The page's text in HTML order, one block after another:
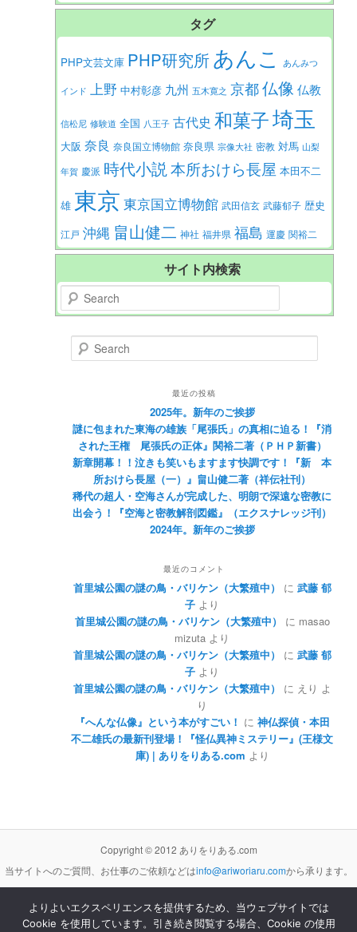
タグ
PHP文芸文庫 PHP研究所あんこ あんみつ
インド 上野 中村彰彦 九州 五木寛之 京都仏像 仏教
信松尼 修験道 全国 八王子 古代史 和菓子埼玉
大阪 奈良 奈良国立博物館 奈良県 宗像大社 密教 対馬 山梨
年賀 慶派 時代小説本所おけら長屋 本田不二
雄 東京 東京国立博物館 武田信玄 武藤郁子 歴史
江戸 沖縄 畠山健二 神社 福井県 福島 運慶 関裕二
サイト内検索
Search
Search
最近の投稿
2025年。新年のご挨拶
謎に包まれた東海の雄族「尾張氏」の真相に迫る！『消
された王権 尾張氏の正体』関裕二著（ＰＨＰ新書）
新章開幕！！泣きも笑いもますます快調です！『新 本
所おけら長屋（一）』畠山健二著（祥伝社刊）
稀代の超人・空海さんが完成した、明朗で深遠な密教に
出会う！『空海と密教解剖図鑑』（エクスナレッジ刊）
2024年。新年のご挨拶
最近のコメント
首里城公園の謎の鳥・バリケン（大繁殖中） に 武藤 郁
子 より
首里城公園の謎の鳥・バリケン（大繁殖中）
に masao
mizuta より
首里城公園の謎の鳥・バリケン（大繁殖中）
に 武藤 郁
子 より
首里城公園の謎の鳥・バリケン（大繁殖中）
に えり よ
り
『へんな仏像』という本がすごい！ に 神仏探偵・本田
不二雄氏の最新刊登場！『怪仏異神ミステリー』(王様文
庫) | ありをりある.com より
Copyright © 2012 ありをりある.com
当サイトへのご質問、お仕事のご依頼などはinfo@ariworiaru.comから承ります。
本サイトの記事・内容は クリエイティブ・コモンズ 表示 - 非営利 - 改変禁止 3.0 非移植 ライセンス
よりよいエクスペリエンスを提供するため、当ウェブサイトでは
Cookie を使用しています。引き続き閲覧する場合、Cookie の使用